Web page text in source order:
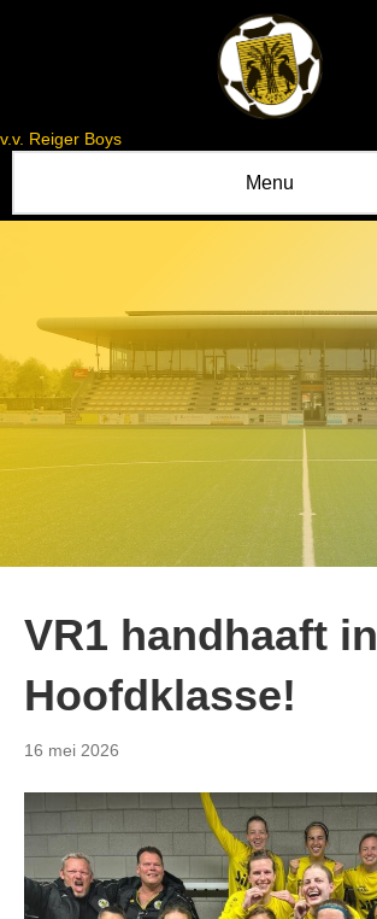
v.v. Reiger Boys
Menu
VR1 handhaaft in
Hoofdklasse!
16 mei 2026